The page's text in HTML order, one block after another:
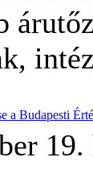
a Budapesti